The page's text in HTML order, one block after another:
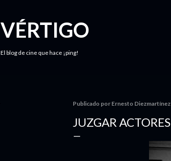
VÉRTIGO
El blog de cine que hace ¡ping!
Publicado por Ernesto Diezmartínez
JUZGAR ACTORES